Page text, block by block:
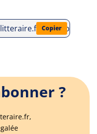
index.php/
Copier
?